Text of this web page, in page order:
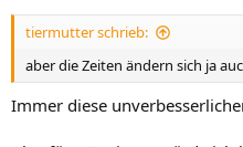
tiermutter schrieb:
aber die Zeiten ändern sich ja
Immer diese